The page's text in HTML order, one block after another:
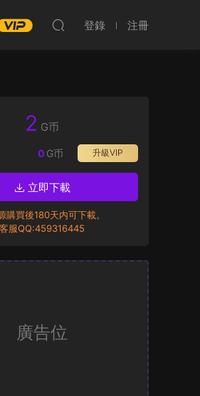
登錄 注冊
2 G币
升級VIP
0 G币
立即下載
購買後180天内可下載。
客服QQ:459316445
廣告位